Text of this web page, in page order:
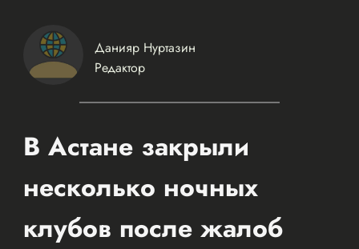
Данияр Нуртазин
Редактор
В Астане закрыли
несколько ночных
клубов после жалоб